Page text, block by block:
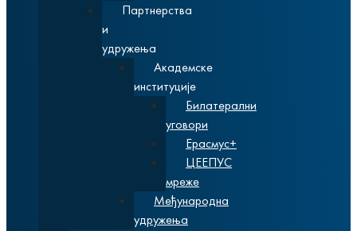
Партнерства
и
удружења
Академске
институције
Билатерални
уговори
Ерасмус+
ЦЕЕПУС
мреже
Међународна
удружења